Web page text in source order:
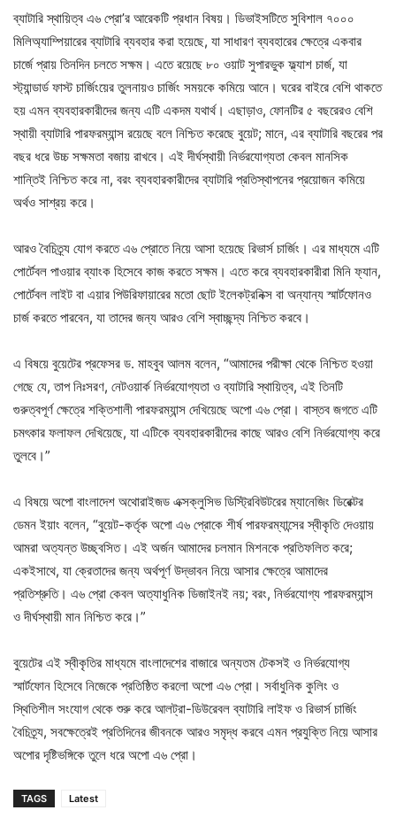
ব্যাটারি স্থায়িত্ব এ৬ প্রো’র আরেকটি প্রধান বিষয়। ডিভাইসটিতে সুবিশাল ৭০০০
মিলিঅ্যাম্পিয়ারের ব্যাটারি ব্যবহার করা হয়েছে, যা সাধারণ ব্যবহারের ক্ষেত্রে একবার
চার্জে প্রায় তিনদিন চলতে সক্ষম। এতে রয়েছে ৮০ ওয়াট সুপারভুক ফ্ল্যাশ চার্জ, যা
স্ট্যান্ডার্ড ফাস্ট চার্জিংয়ের তুলনায়ও চার্জিং সময়কে কমিয়ে আনে। ঘরের বাইরে বেশি থাকতে
হয় এমন ব্যবহারকারীদের জন্য এটি একদম যথার্থ। এছাড়াও, ফোনটির ৫ বছরেরও বেশি
স্থায়ী ব্যাটারি পারফরম্যান্স রয়েছে বলে নিশ্চিত করেছে বুয়েট; মানে, এর ব্যাটারি বছরের পর
বছর ধরে উচ্চ সক্ষমতা বজায় রাখবে। এই দীর্ঘস্থায়ী নির্ভরযোগ্যতা কেবল মানসিক
শান্তিই নিশ্চিত করে না, বরং ব্যবহারকারীদের ব্যাটারি প্রতিস্থাপনের প্রয়োজন কমিয়ে
অর্থও সাশ্রয় করে।
আরও বৈচিত্র্য যোগ করতে এ৬ প্রোতে নিয়ে আসা হয়েছে রিভার্স চার্জিং। এর মাধ্যমে এটি
পোর্টেবল পাওয়ার ব্যাংক হিসেবে কাজ করতে সক্ষম। এতে করে ব্যবহারকারীরা মিনি ফ্যান,
পোর্টেবল লাইট বা এয়ার পিউরিফায়ারের মতো ছোট ইলেকট্রনিক্স বা অন্যান্য স্মার্টফোনও
চার্জ করতে পারবেন, যা তাদের জন্য আরও বেশি স্বাচ্ছন্দ্য নিশ্চিত করবে।
এ বিষয়ে বুয়েটের প্রফেসর ড. মাহবুব আলম বলেন, “আমাদের পরীক্ষা থেকে নিশ্চিত হওয়া
গেছে যে, তাপ নিঃসরণ, নেটওয়ার্ক নির্ভরযোগ্যতা ও ব্যাটারি স্থায়িত্ব, এই তিনটি
গুরুত্বপূর্ণ ক্ষেত্রে শক্তিশালী পারফরম্যান্স দেখিয়েছে অপো এ৬ প্রো। বাস্তব জগতে এটি
চমৎকার ফলাফল দেখিয়েছে, যা এটিকে ব্যবহারকারীদের কাছে আরও বেশি নির্ভরযোগ্য করে
তুলবে।”
এ বিষয়ে অপো বাংলাদেশ অথোরাইজড এক্সক্লুসিভ ডিস্ট্রিবিউটরের ম্যানেজিং ডিরেক্টর
ডেমন ইয়াং বলেন, “বুয়েট-কর্তৃক অপো এ৬ প্রোকে শীর্ষ পারফরম্যান্সের স্বীকৃতি দেওয়ায়
আমরা অত্যন্ত উচ্ছ্বসিত। এই অর্জন আমাদের চলমান মিশনকে প্রতিফলিত করে;
একইসাথে, যা ক্রেতাদের জন্য অর্থপূর্ণ উদ্ভাবন নিয়ে আসার ক্ষেত্রে আমাদের
প্রতিশ্রুতি। এ৬ প্রো কেবল অত্যাধুনিক ডিজাইনই নয়; বরং, নির্ভরযোগ্য পারফরম্যান্স
ও দীর্ঘস্থায়ী মান নিশ্চিত করে।”
বুয়েটের এই স্বীকৃতির মাধ্যমে বাংলাদেশের বাজারে অন্যতম টেকসই ও নির্ভরযোগ্য
স্মার্টফোন হিসেবে নিজেকে প্রতিষ্ঠিত করলো অপো এ৬ প্রো। সর্বাধুনিক কুলিং ও
স্থিতিশীল সংযোগ থেকে শুরু করে আলট্রা-ডিউরেবল ব্যাটারি লাইফ ও রিভার্স চার্জিং
বৈচিত্র্য, সবক্ষেত্রেই প্রতিদিনের জীবনকে আরও সমৃদ্ধ করবে এমন প্রযুক্তি নিয়ে আসার
অপোর দৃষ্টিভঙ্গিকে তুলে ধরে অপো এ৬ প্রো।
TAGS Latest